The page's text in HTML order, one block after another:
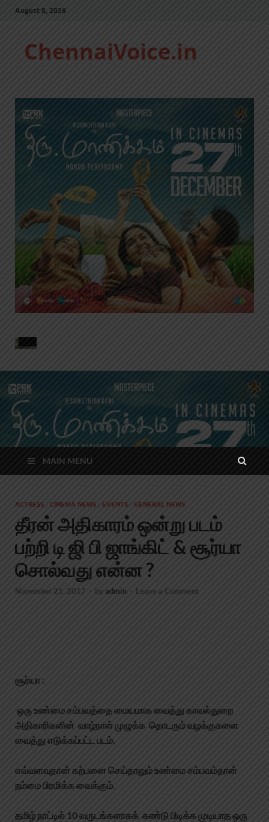
August 8, 2026
ChennaiVoice.in
MAIN MENU
ACTRESS / CINEMA NEWS / EVENTS / GENERAL NEWS
தீரன் அதிகாரம் ஒன்று படம்
பற்றி டி ஜி பி ஜாங்கிட் & சூர்யா
சொல்வது என்ன ?
November 21, 2017 - by admin - Leave a Comment
சூர்யா :
ஒரு உண்மை சம்பவத்தை மையமாக வைத்து காவல்துறை
அதிகாரிகளின் வாழ்நாள் முழுக்க தொடரும் வழக்குகளை
வைத்து எடுக்கப்பட்ட படம்.
எவ்வளவுதான் கற்பனை செய்தாலும் உண்மை சம்பவம்தான்
நம்மை பிரமிக்க வைக்கும்.
தமிழ் நாட்டில் 10 வருடங்களாகக் கண்டு பிடிக்க முடியாத ஒரு